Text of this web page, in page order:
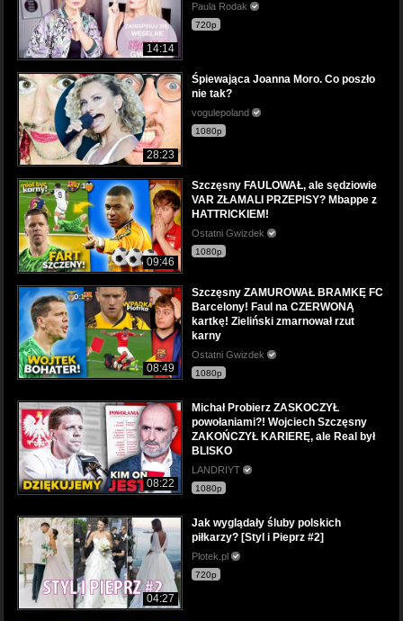
14:14
Paula Rodak
720p
28:23
Śpiewająca Joanna Moro. Co poszło
nie tak?
vogulepoland
1080p
09:46
Szczęsny FAULOWAŁ, ale sędziowie
VAR ZŁAMALI PRZEPISY? Mbappe z
HATTRICKIEM!
Ostatni Gwizdek
1080p
08:49
Szczęsny ZAMUROWAŁ BRAMKĘ FC
Barcelony! Faul na CZERWONĄ
kartkę! Zieliński zmarnował rzut
karny
Ostatni Gwizdek
1080p
08:22
Michał Probierz ZASKOCZYŁ
powołaniami?! Wojciech Szczęsny
ZAKOŃCZYŁ KARIERĘ, ale Real był
BLISKO
LANDRIYT
1080p
04:27
Jak wyglądały śluby polskich
piłkarzy? [Styl i Pieprz #2]
Plotek.pl
720p